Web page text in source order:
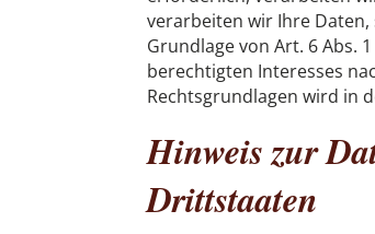
verarbeiten wir Ihre
Grundlage von Art. 6 Abs.
berechtigten Interesses
Rechtsgrundlagen wird in
Hinweis zur
Drittstaaten